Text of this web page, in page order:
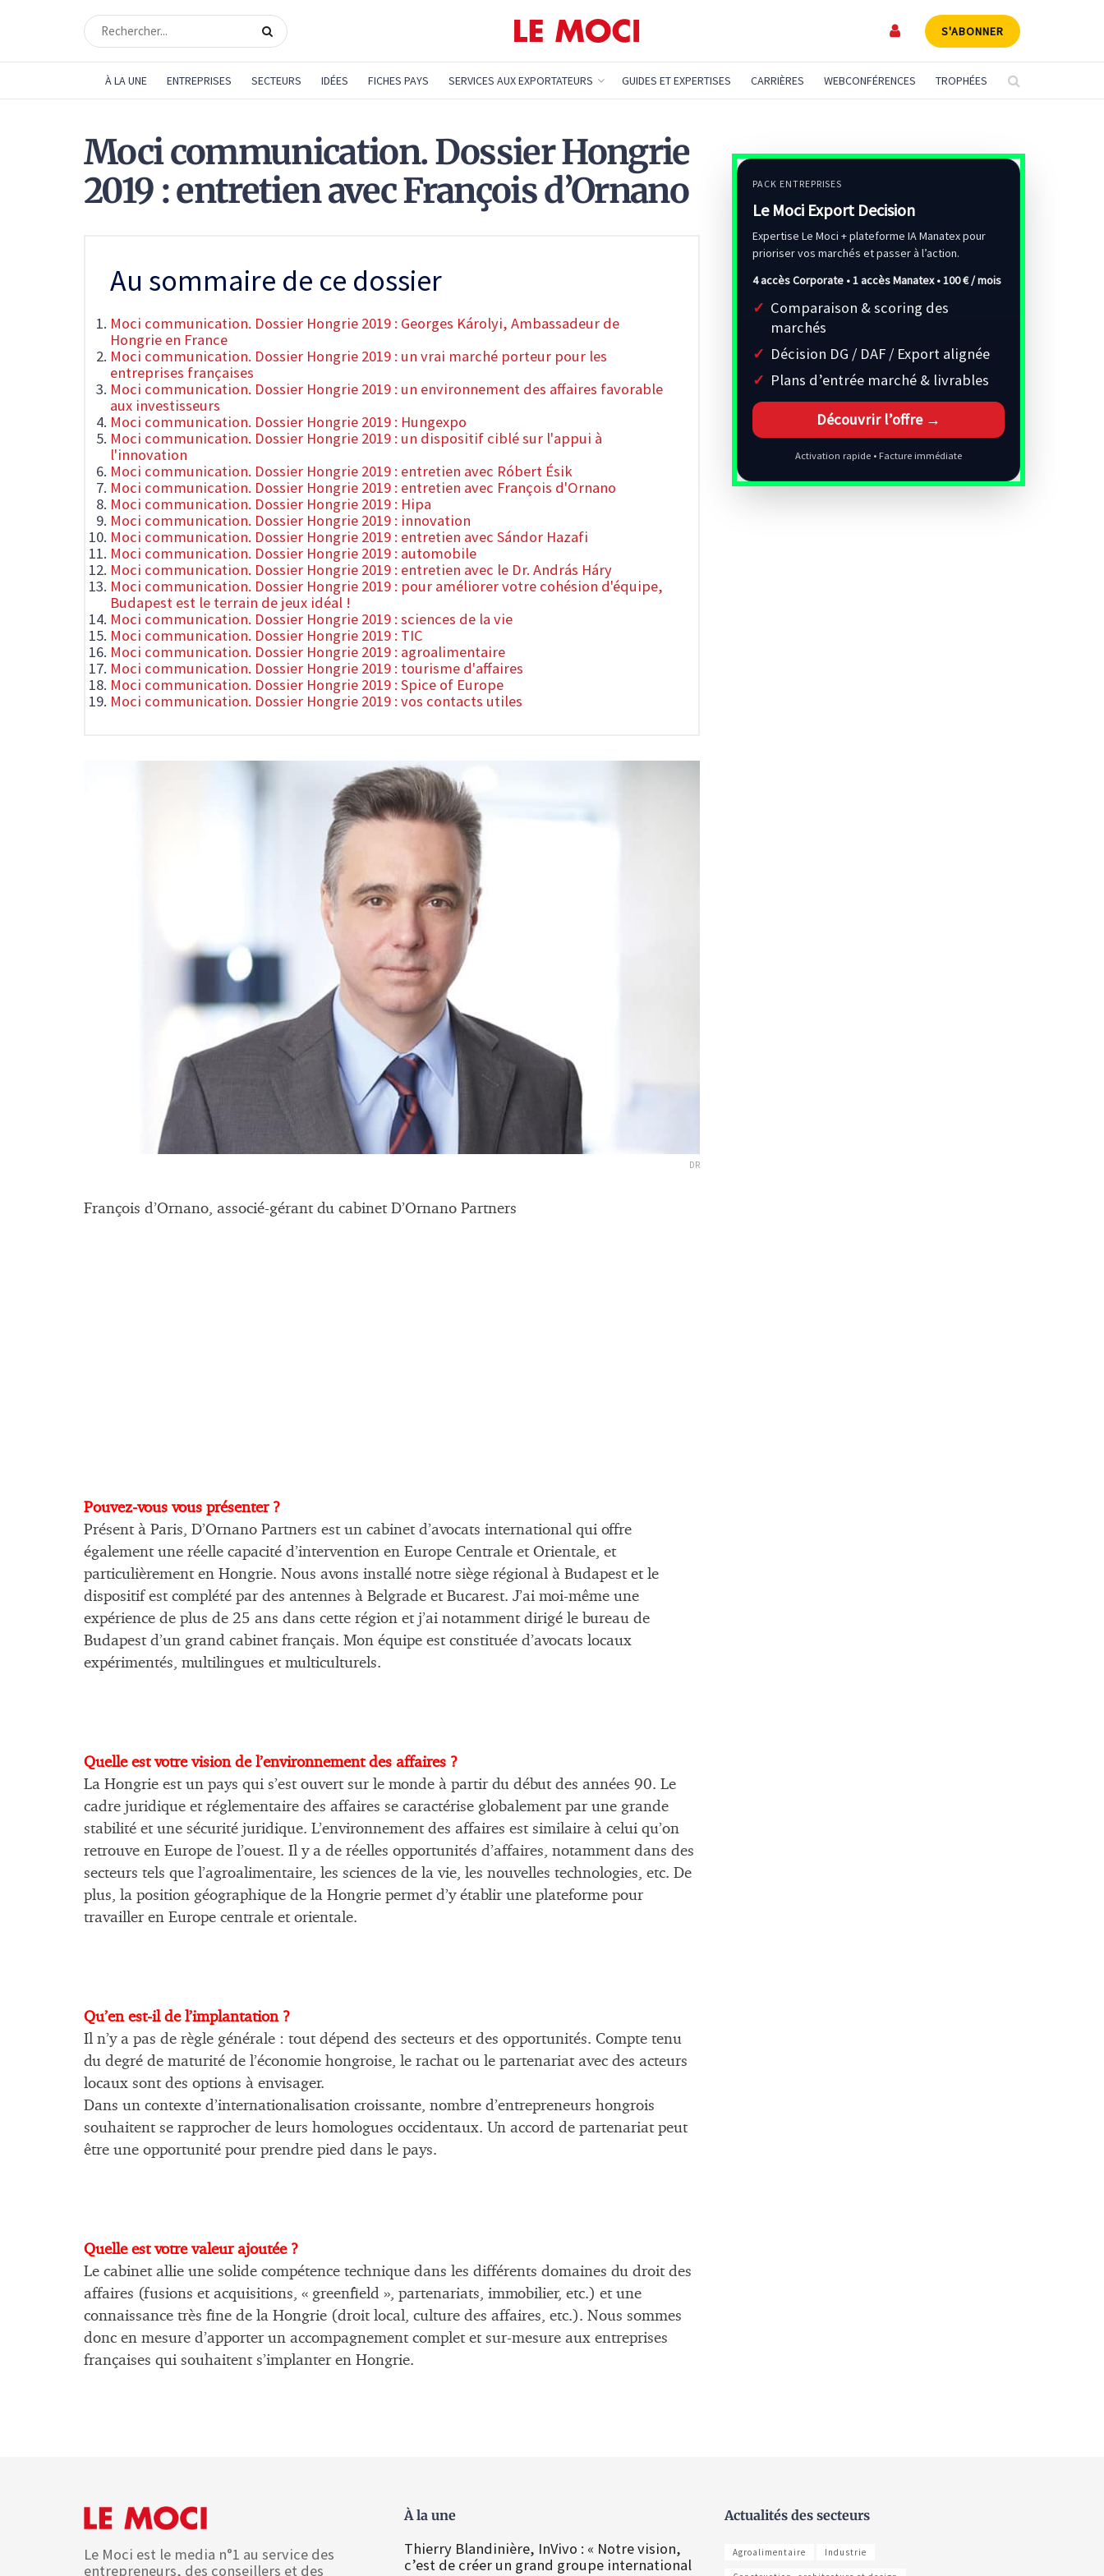
S'ABONNER
À LA UNE ENTREPRISES SECTEURS IDÉES FICHES PAYS SERVICES AUX EXPORTATEURS GUIDES ET EXPERTISES CARRIÈRES WEBCONFÉRENCES TROPHÉES
Moci communication. Dossier Hongrie
2019 : entretien avec François d’Ornano
Au sommaire de ce dossier
Moci communication. Dossier Hongrie 2019 : Georges Károlyi, Ambassadeur de
Hongrie en France
Moci communication. Dossier Hongrie 2019 : un vrai marché porteur pour les
entreprises françaises
Moci communication. Dossier Hongrie 2019 : un environnement des affaires favorable
aux investisseurs
Moci communication. Dossier Hongrie 2019 : Hungexpo
Moci communication. Dossier Hongrie 2019 : un dispositif ciblé sur l'appui à
l'innovation
Moci communication. Dossier Hongrie 2019 : entretien avec Róbert Ésik
Moci communication. Dossier Hongrie 2019 : entretien avec François d'Ornano
Moci communication. Dossier Hongrie 2019 : Hipa
Moci communication. Dossier Hongrie 2019 : innovation
Moci communication. Dossier Hongrie 2019 : entretien avec Sándor Hazafi
Moci communication. Dossier Hongrie 2019 : automobile
Moci communication. Dossier Hongrie 2019 : entretien avec le Dr. András Háry
Moci communication. Dossier Hongrie 2019 : pour améliorer votre cohésion d'équipe,
Budapest est le terrain de jeux idéal !
Moci communication. Dossier Hongrie 2019 : sciences de la vie
Moci communication. Dossier Hongrie 2019 : TIC
Moci communication. Dossier Hongrie 2019 : agroalimentaire
Moci communication. Dossier Hongrie 2019 : tourisme d'affaires
Moci communication. Dossier Hongrie 2019 : Spice of Europe
Moci communication. Dossier Hongrie 2019 : vos contacts utiles
DR
François d’Ornano, associé-gérant du cabinet D’Ornano Partners
Pouvez-vous vous présenter ?
Présent à Paris, D’Ornano Partners est un cabinet d’avocats international qui offre
également une réelle capacité d’intervention en Europe Centrale et Orientale, et
particulièrement en Hongrie. Nous avons installé notre siège régional à Budapest et le
dispositif est complété par des antennes à Belgrade et Bucarest. J’ai moi-même une
expérience de plus de 25 ans dans cette région et j’ai notamment dirigé le bureau de
Budapest d’un grand cabinet français. Mon équipe est constituée d’avocats locaux
expérimentés, multilingues et multiculturels.
Quelle est votre vision de l’environnement des affaires ?
La Hongrie est un pays qui s’est ouvert sur le monde à partir du début des années 90. Le
cadre juridique et réglementaire des affaires se caractérise globalement par une grande
stabilité et une sécurité juridique. L’environnement des affaires est similaire à celui qu’on
retrouve en Europe de l’ouest. Il y a de réelles opportunités d’affaires, notamment dans des
secteurs tels que l’agroalimentaire, les sciences de la vie, les nouvelles technologies, etc. De
plus, la position géographique de la Hongrie permet d’y établir une plateforme pour
travailler en Europe centrale et orientale.
Qu’en est-il de l’implantation ?
Il n’y a pas de règle générale : tout dépend des secteurs et des opportunités. Compte tenu
du degré de maturité de l’économie hongroise, le rachat ou le partenariat avec des acteurs
locaux sont des options à envisager.
Dans un contexte d’internationalisation croissante, nombre d’entrepreneurs hongrois
souhaitent se rapprocher de leurs homologues occidentaux. Un accord de partenariat peut
être une opportunité pour prendre pied dans le pays.
Quelle est votre valeur ajoutée ?
Le cabinet allie une solide compétence technique dans les différents domaines du droit des
affaires (fusions et acquisitions, « greenfield », partenariats, immobilier, etc.) et une
connaissance très fine de la Hongrie (droit local, culture des affaires, etc.). Nous sommes
donc en mesure d’apporter un accompagnement complet et sur-mesure aux entreprises
françaises qui souhaitent s’implanter en Hongrie.
PACK ENTREPRISES
Le Moci Export Decision
Expertise Le Moci + plateforme IA Manatex pour
prioriser vos marchés et passer à l’action.
4 accès Corporate • 1 accès Manatex •100 € / mois
Comparaison & scoring des
marchés
Décision DG / DAF / Export alignée
Plans d’entrée marché & livrables
Découvrir l’offre →
Activation rapide • Facture immédiate
Le Moci est le media n°1 au service des
entrepreneurs, des conseillers et des
À la une
Thierry Blandinière, InVivo : « Notre vision,
c’est de créer un grand groupe international
Actualités des secteurs
Agroalimentaire Industrie